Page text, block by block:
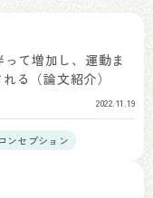
て増加し、運動ま
る（論文紹介）
2022.11.19
ンセプション